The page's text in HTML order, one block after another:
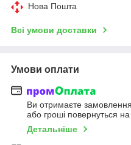
Нова Пошта
Всі умови доставки
Умови оплати
Ви отримаєте замовлення
або гроші повернуться
Детальніше